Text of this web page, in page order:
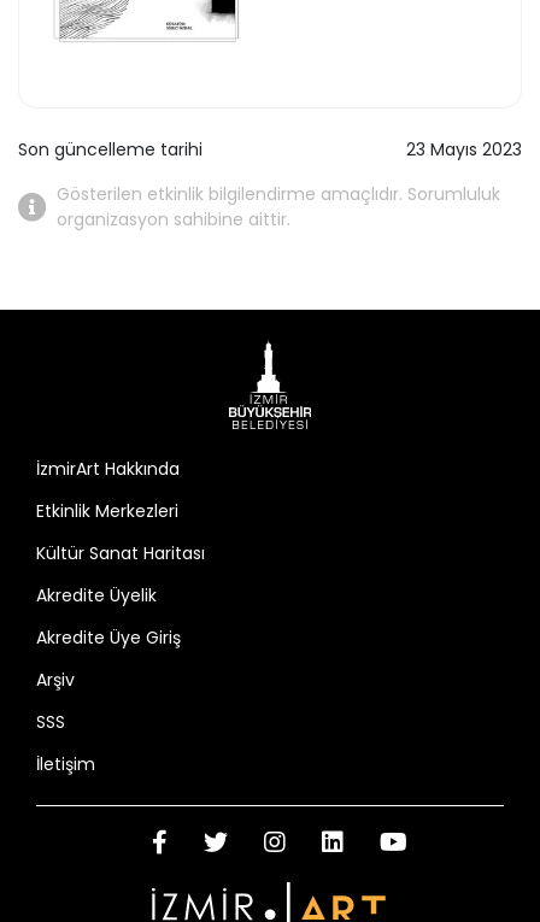
Son güncelleme tarihi
23 Mayıs 2023
Gösterilen etkinlik bilgilendirme amaçlıdır. Sorumluluk
organizasyon sahibine aittir.
İzmirArt Hakkında
Etkinlik Merkezleri
Kültür Sanat Haritası
Akredite Üyelik
Akredite Üye Giriş
Arşiv
SSS
İletişim